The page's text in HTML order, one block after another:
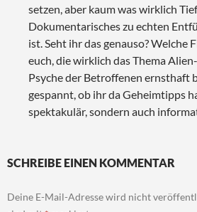
setzen, aber kaum was wirklich
Dokumentarisches zu echten
ist. Seht ihr das genauso? Welche
euch, die wirklich das Thema
Psyche der Betroffenen ernsthaft
gespannt, ob ihr da Geheimtipps
spektakulär, sondern auch
SCHREIBE EINEN KOMMENTAR
Deine E-Mail-Adresse wird nicht